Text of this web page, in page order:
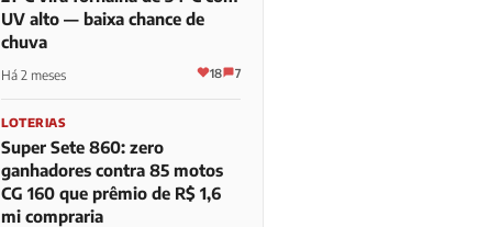
UV alto — baixa chance de
chuva
Há 2 meses 18 7
LOTERIAS
Super Sete 860: zero
ganhadores contra 85 motos
CG 160 que prêmio de R$ 1,6
mi compraria